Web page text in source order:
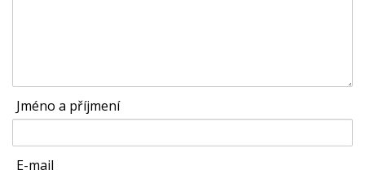
Jméno a příjmení
E-mail